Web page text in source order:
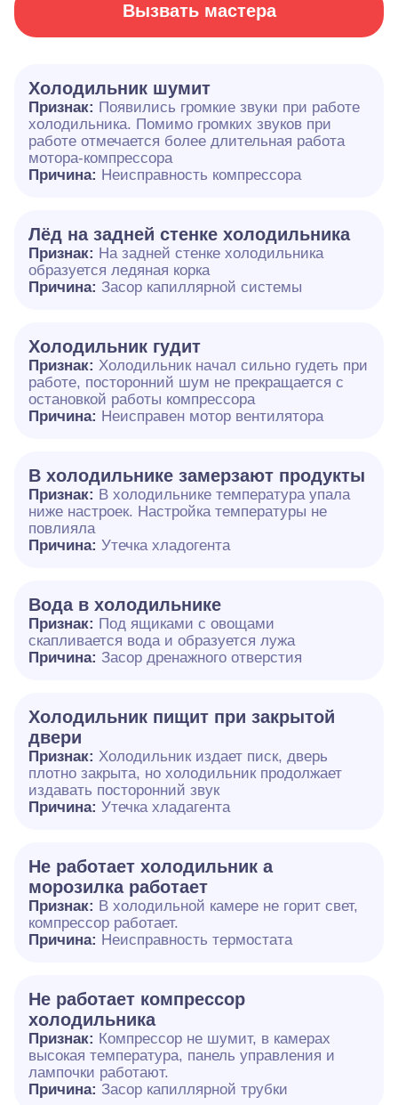
Вызвать мастера
Холодильник шумит
Признак: Появились громкие звуки при работе
холодильника. Помимо громких звуков при
работе отмечается более длительная работа
мотора-компрессора
Причина: Неисправность компрессора
Лёд на задней стенке холодильника
Признак: На задней стенке холодильника
образуется ледяная корка
Причина: Засор капиллярной системы
Холодильник гудит
Признак: Холодильник начал сильно гудеть при
работе, посторонний шум не прекращается с
остановкой работы компрессора
Причина: Неисправен мотор вентилятора
В холодильнике замерзают продукты
Признак: В холодильнике температура упала
ниже настроек. Настройка температуры не
повлияла
Причина: Утечка хладогента
Вода в холодильнике
Признак: Под ящиками с овощами
скапливается вода и образуется лужа
Причина: Засор дренажного отверстия
Холодильник пищит при закрытой
двери
Признак: Холодильник издает писк, дверь
плотно закрыта, но холодильник продолжает
издавать посторонний звук
Причина: Утечка хладагента
Не работает холодильник а
морозилка работает
Признак: В холодильной камере не горит свет,
компрессор работает.
Причина: Неисправность термостата
Не работает компрессор
холодильника
Признак: Компрессор не шумит, в камерах
высокая температура, панель управления и
лампочки работают.
Причина: Засор капиллярной трубки